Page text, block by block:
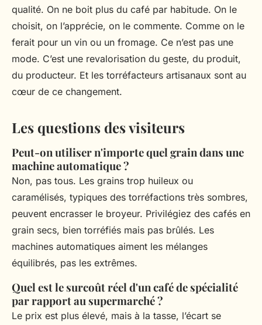
qualité. On ne boit plus du café par habitude. On le
choisit, on l’apprécie, on le commente. Comme on le
ferait pour un vin ou un fromage. Ce n’est pas une
mode. C’est une revalorisation du geste, du produit,
du producteur. Et les torréfacteurs artisanaux sont au
cœur de ce changement.
Les questions des visiteurs
Peut-on utiliser n'importe quel grain dans une
machine automatique ?
Non, pas tous. Les grains trop huileux ou
caramélisés, typiques des torréfactions très sombres,
peuvent encrasser le broyeur. Privilégiez des cafés en
grain secs, bien torréfiés mais pas brûlés. Les
machines automatiques aiment les mélanges
équilibrés, pas les extrêmes.
Quel est le surcoût réel d'un café de spécialité
par rapport au supermarché ?
Le prix est plus élevé, mais à la tasse, l’écart se